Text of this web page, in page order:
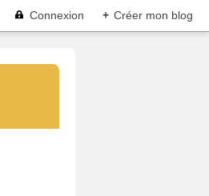
Connexion + Créer mon blog